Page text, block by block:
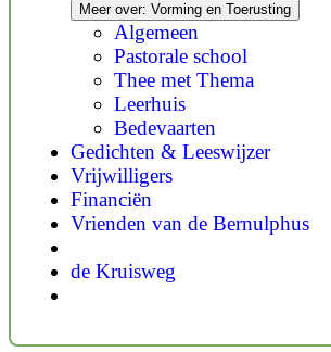
Meer over: Vorming en Toerusting
Algemeen
Pastorale school
Thee met Thema
Leerhuis
Bedevaarten
Gedichten & Leeswijzer
Vrijwilligers
Financiën
Vrienden van de Bernulphus
de Kruisweg